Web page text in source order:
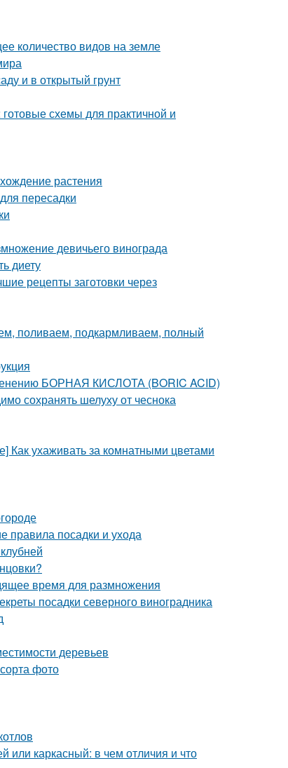
количество видов на земле
и в открытый грунт
схемы для практичной и
растения
пересадки
девичьего винограда
диету
рецепты заготовки через
поливаем, подкармливаем, полный
БОРНАЯ КИСЛОТА (BORIC ACID)
сохранять шелуху от чеснока
Как ухаживать за комнатными цветами
правила посадки и ухода
время для размножения
посадки северного виноградника
деревьев
фото
каркасный: в чем отличия и что